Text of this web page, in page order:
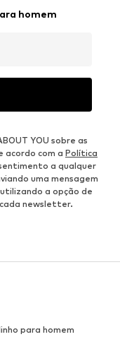
homem
YOU sobre as
acordo com a Política
a qualquer
uma mensagem
a opção de
newsletter.
para homem